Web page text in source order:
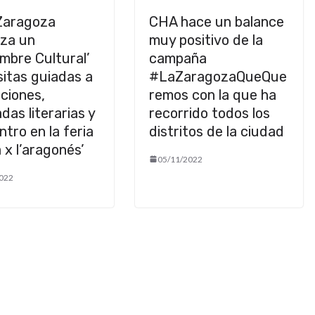
un
Cultural’
guiadas a
literarias y
en la feria
x l’aragonés’
CHA hace un balance
muy positivo de la
campaña
#LaZaragozaQueQue
remos con la que ha
recorrido todos los
distritos de la ciudad
05/11/2022